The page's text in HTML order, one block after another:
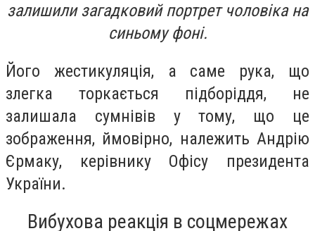
залишили загадковий портрет чоловіка на
синьому фоні.
Його жестикуляція, а саме рука, що
злегка торкається підборіддя, не
залишала сумнівів у тому, що це
зображення, ймовірно, належить Андрію
Єрмаку, керівнику Офісу президента
України.
Вибухова реакція в соцмережах